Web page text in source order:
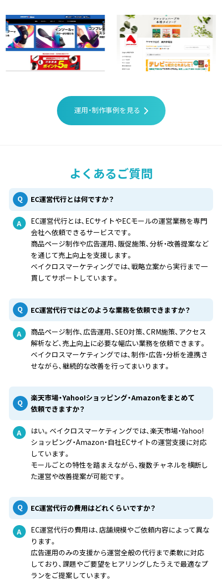
運用・制作事例を見る
よくあるご質問
EC運営代行とは何ですか？
EC運営代行とは、ECサイトやECモールの運営業務を専門
会社へ依頼できるサービスです。
商品ページ制作や広告運用、販促施策、分析・改善提案など
を通じて売上向上を支援します。
ベイクロスマーケティングでは、戦略立案から実行まで一
貫してサポートしています。
EC運営代行ではどのような業務を依頼できますか？
商品ページ制作、広告運用、SEO対策、CRM施策、アクセス
解析など、売上向上に必要な幅広い業務を依頼できます。
ベイクロスマーケティングでは、制作・広告・分析を連携さ
せながら、継続的な改善を行ってまいります。
楽天市場・Yahoo!ショッピング・Amazonをまとめて
依頼できますか？
はい。ベイクロスマーケティングでは、楽天市場・Yahoo!
ショッピング・Amazon・自社ECサイトの運営支援に対応
しています。
モールごとの特性を踏まえながら、複数チャネルを横断し
た運営や改善提案が可能です。
EC運営代行の費用はどれくらいですか？
EC運営代行の費用は、店舗規模やご依頼内容によって異な
ります。
広告運用のみの支援から運営全般の代行まで柔軟に対応
しており、課題やご要望をヒアリングしたうえで最適なプ
ランをご提案しています。